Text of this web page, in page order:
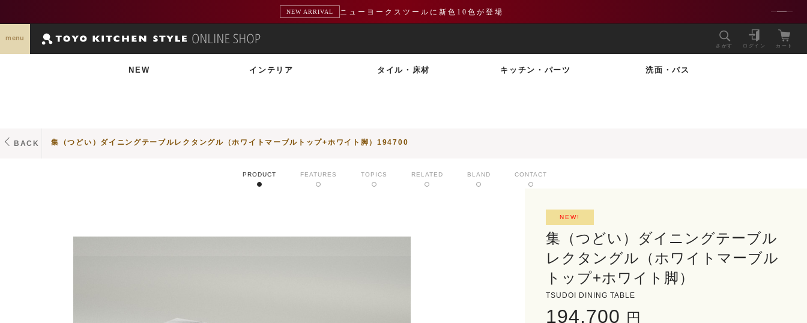
重要 熊本地震による配送遅延のお知らせ
menu
さがす ログイン カート
NEW インテリア タイル・床材 キッチン・パーツ 洗面・バス
BACK 集（つどい）ダイニングテーブルレクタングル（ホワイトマーブルトップ+ホワイト脚）194700
PRODUCT FEATURES TOPICS RELATED BLAND CONTACT
NEW!
集（つどい）ダイニングテーブル
レクタングル（ホワイトマーブル
トップ+ホワイト脚）
TSUDOI DINING TABLE
194,700 円